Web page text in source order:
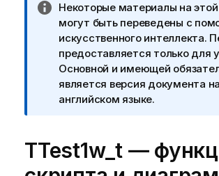
Некоторые материалы на
могут быть переведены с
искусственного интеллекта.
предоставляется только для
Основной и имеющей
является версия документа на
английском языке.
TTest1w_t—